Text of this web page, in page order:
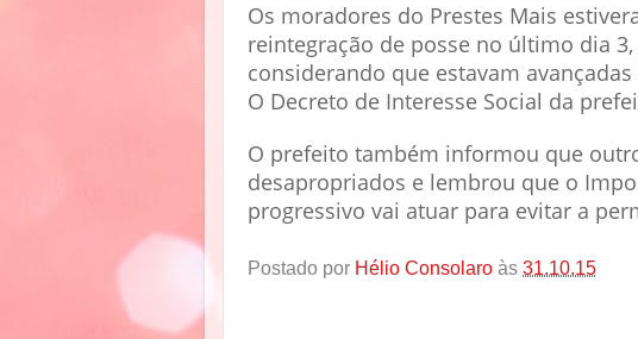
Os moradores do Prestes Mais
reintegração de posse no último dia
considerando que estavam
O Decreto de Interesse Social da
O prefeito também informou que
desapropriados e lembrou que o
progressivo vai atuar para evitar a
Postado por Hélio Consolaro às 31.10.15